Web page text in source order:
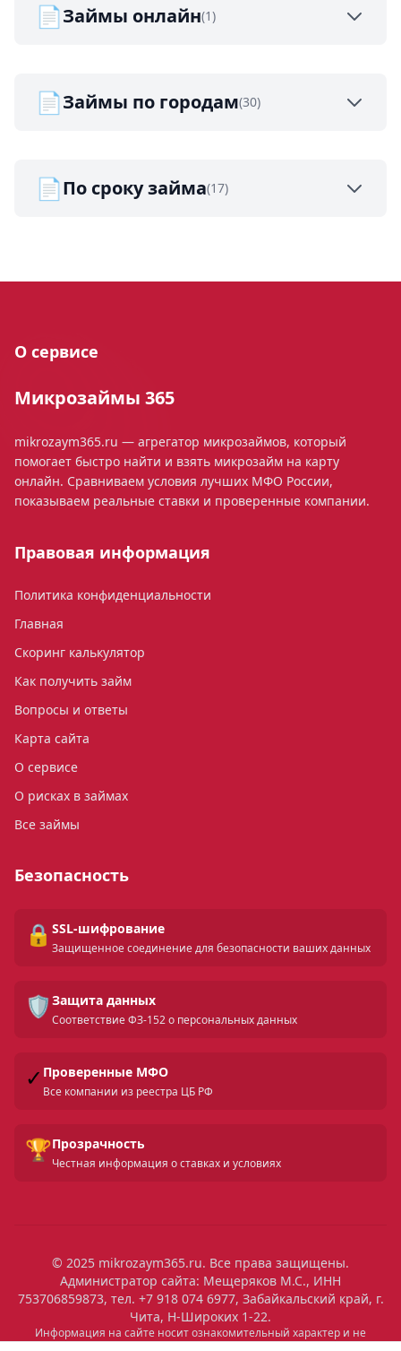
📄Займы онлайн(1)
📄Займы по городам(30)
📄По сроку займа(17)
О сервисе
Микрозаймы 365
mikrozaym365.ru — агрегатор микрозаймов, который
помогает быстро найти и взять микрозайм на карту
онлайн. Сравниваем условия лучших МФО России,
показываем реальные ставки и проверенные компании.
Правовая информация
Политика конфиденциальности
Главная
Скоринг калькулятор
Как получить займ
Вопросы и ответы
Карта сайта
О сервисе
О рисках в займах
Все займы
Безопасность
🔒 SSL-шифрование
Защищенное соединение для безопасности ваших данных
🛡️ Защита данных
Соответствие ФЗ-152 о персональных данных
✓ Проверенные МФО
Все компании из реестра ЦБ РФ
🏆Прозрачность
Честная информация о ставках и условиях
© 2025 mikrozaym365.ru. Все права защищены.
Администратор сайта: Мещеряков М.С., ИНН
753706859873, тел. +7 918 074 6977, Забайкальский край, г.
Чита, Н-Широких 1-22.
Информация на сайте носит ознакомительный характер и не
является публичной офертой. Все условия микрозаймов уточняйте